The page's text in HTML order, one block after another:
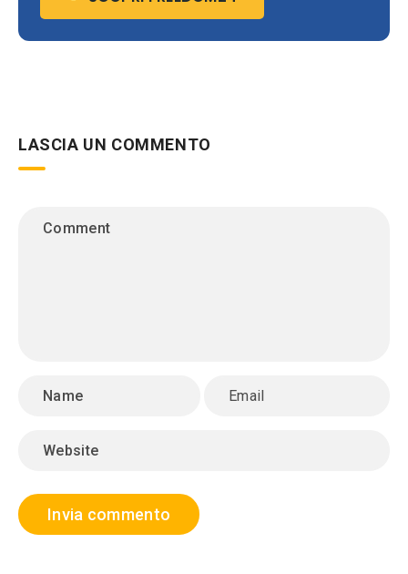
LASCIA UN COMMENTO